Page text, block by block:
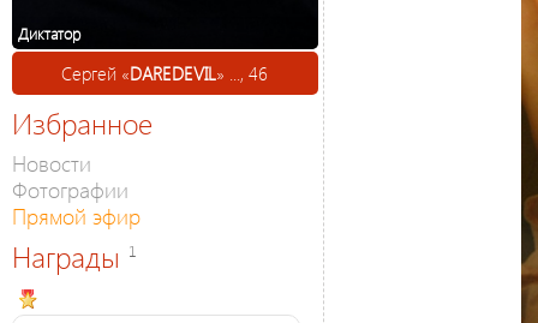
Диктатор
Сергей «DAREDEVIL» ..., 46
Избранное
Новости
Фотографии
Прямой эфир
Награды 1